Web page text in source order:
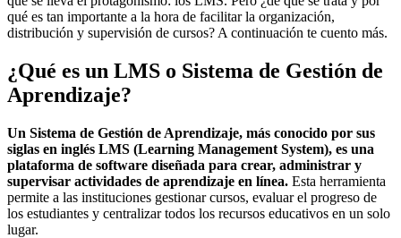
qué es tan importante a la hora de facilitar la organización,
distribución y supervisión de cursos? A continuación te cuento más.
¿Qué es un LMS o Sistema de Gestión de
Aprendizaje?
Un Sistema de Gestión de Aprendizaje, más conocido por sus
siglas en inglés LMS (Learning Management System), es una
plataforma de software diseñada para crear, administrar y
supervisar actividades de aprendizaje en línea. Esta herramienta
permite a las instituciones gestionar cursos, evaluar el progreso de
los estudiantes y centralizar todos los recursos educativos en un solo
lugar.